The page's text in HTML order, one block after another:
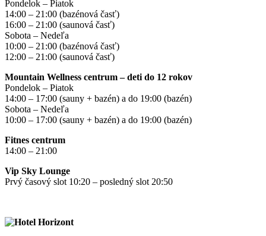
Pondelok – Piatok
14:00 – 21:00 (bazénová časť)
16:00 – 21:00 (saunová časť)
Sobota – Nedeľa
10:00 – 21:00 (bazénová časť)
12:00 – 21:00 (saunová časť)
Mountain Wellness centrum – deti do 12 rokov
Pondelok – Piatok
14:00 – 17:00 (sauny + bazén) a do 19:00 (bazén)
Sobota – Nedeľa
10:00 – 17:00 (sauny + bazén) a do 19:00 (bazén)
Fitnes centrum
14:00 – 21:00
Vip Sky Lounge
Prvý časový slot 10:20 – posledný slot 20:50